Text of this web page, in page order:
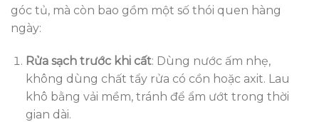
góc tủ, mà còn bao gồm một số thói quen hàng
ngày:
Rửa sạch trước khi cất: Dùng nước ấm nhẹ,
không dùng chất tẩy rửa có cồn hoặc axit. Lau
khô bằng vải mềm, tránh để ẩm ướt trong thời
gian dài.